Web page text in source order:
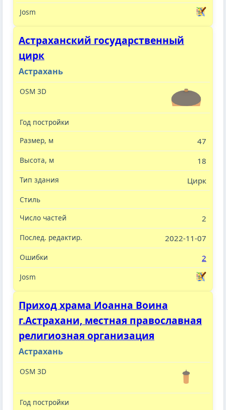
Астраханский государственный
цирк
Астрахань
47
18
Цирк
2
2022-11-07
2
Приход храма Иоанна Воина
г.Астрахани, местная православная
религиозная организация
Астрахань